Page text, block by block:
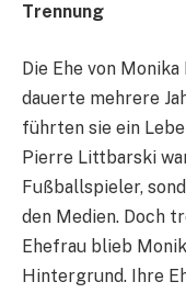
Trennung
Die Ehe von
dauerte mehrere
führten sie ein
Pierre Littbarski
Fußballspieler,
den Medien. Doch
Ehefrau blieb
Hintergrund. Ihre